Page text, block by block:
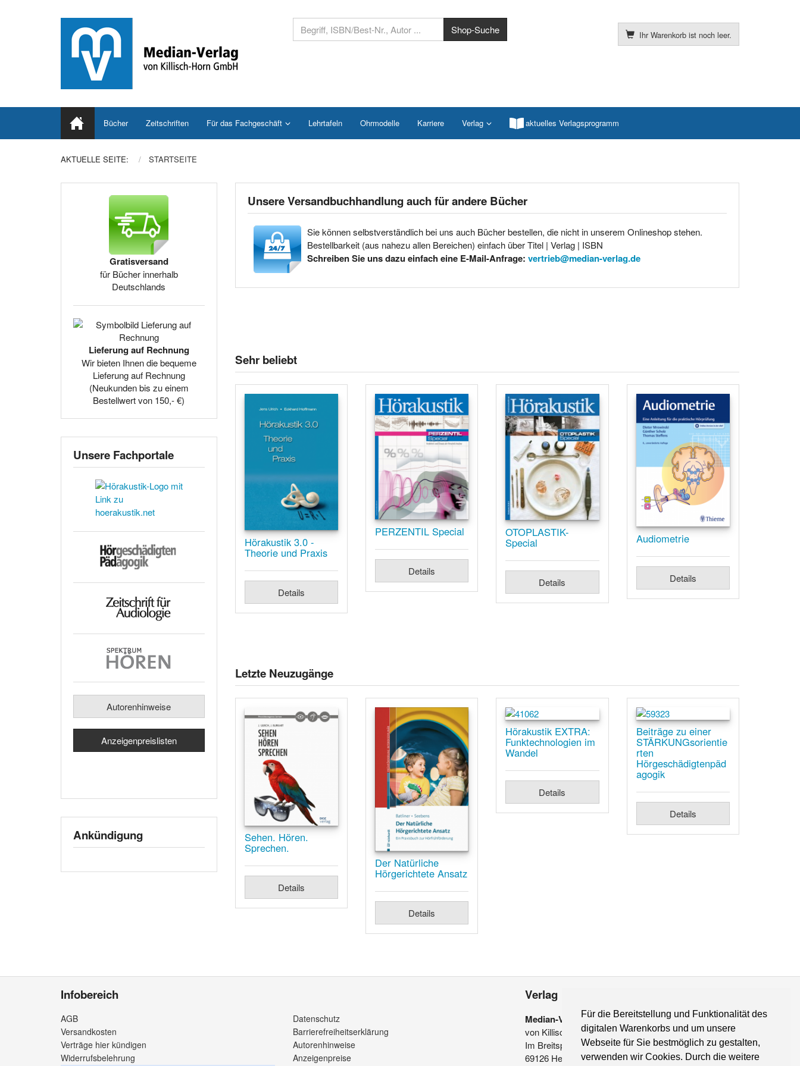
Für die Bereitstellung und Funktionalität des
digitalen Warenkorbs und um unsere
Webseite für Sie bestmöglich zu gestalten,
verwenden wir Cookies. Durch die weitere
Ihr Warenkorb ist noch leer.
Bücher Zeitschriften Für das Fachgeschäft Lehrtafeln Ohrmodelle Karriere Verlag aktuelles Verlagsprogramm
AKTUELLE SEITE: STARTSEITE
Unsere Versandbuchhandlung auch für andere Bücher
Sie können selbstverständlich bei uns auch Bücher bestellen, die nicht in unserem Onlineshop stehen.
Bestellbarkeit (aus nahezu allen Bereichen) einfach über Titel | Verlag | ISBN
Schreiben Sie uns dazu einfach eine E-Mail-Anfrage: vertrieb@median-verlag.de
Sehr beliebt
Hörakustik 3.0 -
Theorie und Praxis
Details
PERZENTIL Special
Details
OTOPLASTIK-
Special
Details
Audiometrie
Details
Letzte Neuzugänge
Sehen. Hören.
Sprechen.
Details
Der Natürliche
Hörgerichtete Ansatz
Details
Hörakustik EXTRA:
Funktechnologien im
Wandel
Details
Beiträge zu einer
STÄRKUNGsorientie
rten
Hörgeschädigtenpäd
agogik
Details
Gratisversand
für Bücher innerhalb
Deutschlands
Lieferung auf Rechnung
Wir bieten Ihnen die bequeme
Lieferung auf Rechnung
(Neukunden bis zu einem
Bestellwert von 150,- €)
Unsere Fachportale
Autorenhinweise
Anzeigenpreislisten
Ankündigung
Infobereich
AGB
Versandkosten
Verträge hier kündigen
Widerrufsbelehrung
Datenschutz
Barrierefreiheitserklärung
Autorenhinweise
Anzeigenpreise
Verlag
Median-Verlag
von Killisch-Horn GmbH
Im Breitspiel 11 a
69126 Heidelberg